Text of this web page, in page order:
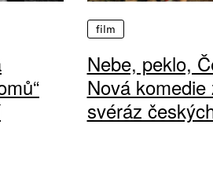
film
Nebe, peklo,
Nová
svéráz